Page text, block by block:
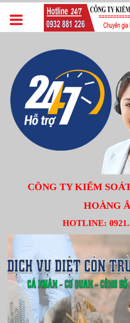
CÔNG TY KIỂM
HOÀNG
HOTLINE: